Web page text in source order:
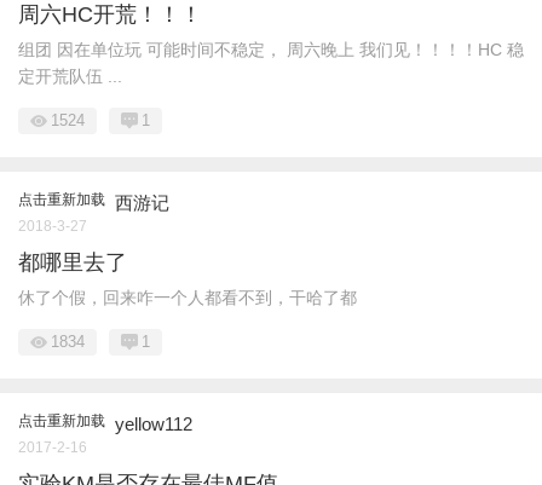
周六HC开荒！！！
组团 因在单位玩 可能时间不稳定， 周六晚上 我们见！！！！HC 稳
定开荒队伍 ...
1524 1
点击重新加载 西游记
2018-3-27
都哪里去了
休了个假，回来咋一个人都看不到，干哈了都
1834 1
点击重新加载 yellow112
2017-2-16